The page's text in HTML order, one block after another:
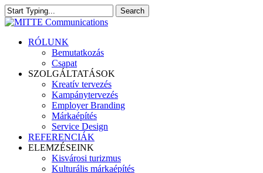
Skip
to
content
Search
Close
search
Menu
RÓLUNK
Bemutatkozás
Csapat
SZOLGÁLTATÁSOK
Kreatív tervezés
Kampánytervezés
Employer Branding
Márkaépítés
Service Design
REFERENCIÁK
ELEMZÉSEINK
Kisvárosi turizmus
Kulturális márkaépítés